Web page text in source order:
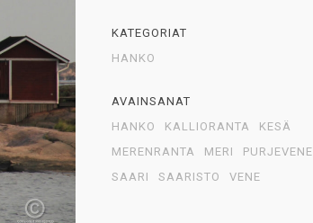
KATEGORIAT
HANKO
AVAINSANAT
HANKO
KALLIORANTA
KESÄ
MERENRANTA
MERI PURJEVENE
SAARI
SAARISTO VENE